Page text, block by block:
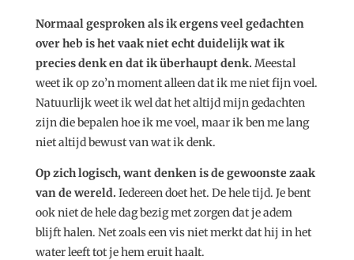
Normaal gesproken als ik ergens veel gedachten
over heb is het vaak niet echt duidelijk wat ik
precies denk en dat ik überhaupt denk. Meestal
weet ik op zo’n moment alleen dat ik me niet fijn voel.
Natuurlijk weet ik wel dat het altijd mijn gedachten
zijn die bepalen hoe ik me voel, maar ik ben me lang
niet altijd bewust van wat ik denk.
Op zich logisch, want denken is de gewoonste zaak
van de wereld. Iedereen doet het. De hele tijd. Je bent
ook niet de hele dag bezig met zorgen dat je adem
blijft halen. Net zoals een vis niet merkt dat hij in het
water leeft tot je hem eruit haalt.